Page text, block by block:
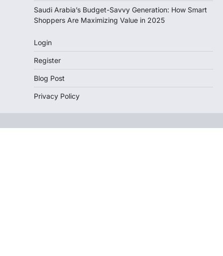
Saudi Arabia’s Budget-Savvy Generation: How Smart
Shoppers Are Maximizing Value in 2025
Login
Register
Blog Post
Privacy Policy